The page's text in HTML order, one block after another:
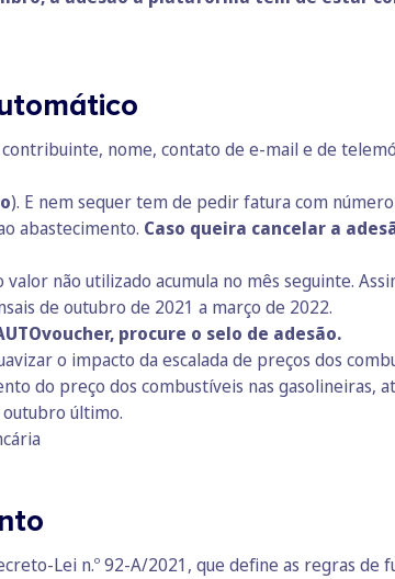
nome, contato de e-mail e de
). E nem sequer tem de pedir fatura com
abastecimento. Caso queira cancelar a
não utilizado acumula no mês seguinte.
de outubro de 2021 a março de 2022.
procure o selo de adesão.
o impacto da escalada de preços dos
do preço dos combustíveis nas gasolineiras,
último.
Lei n.º 92-A/2021 , que define as regras de